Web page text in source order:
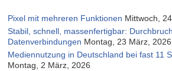
Pixel mit mehreren Funktionen Mittwoch,
Stabil, schnell, massenfertigbar:
Datenverbindungen Montag, 23 März, 2026
Mediennutzung in Deutschland bei fast 11
Montag, 2 März, 2026